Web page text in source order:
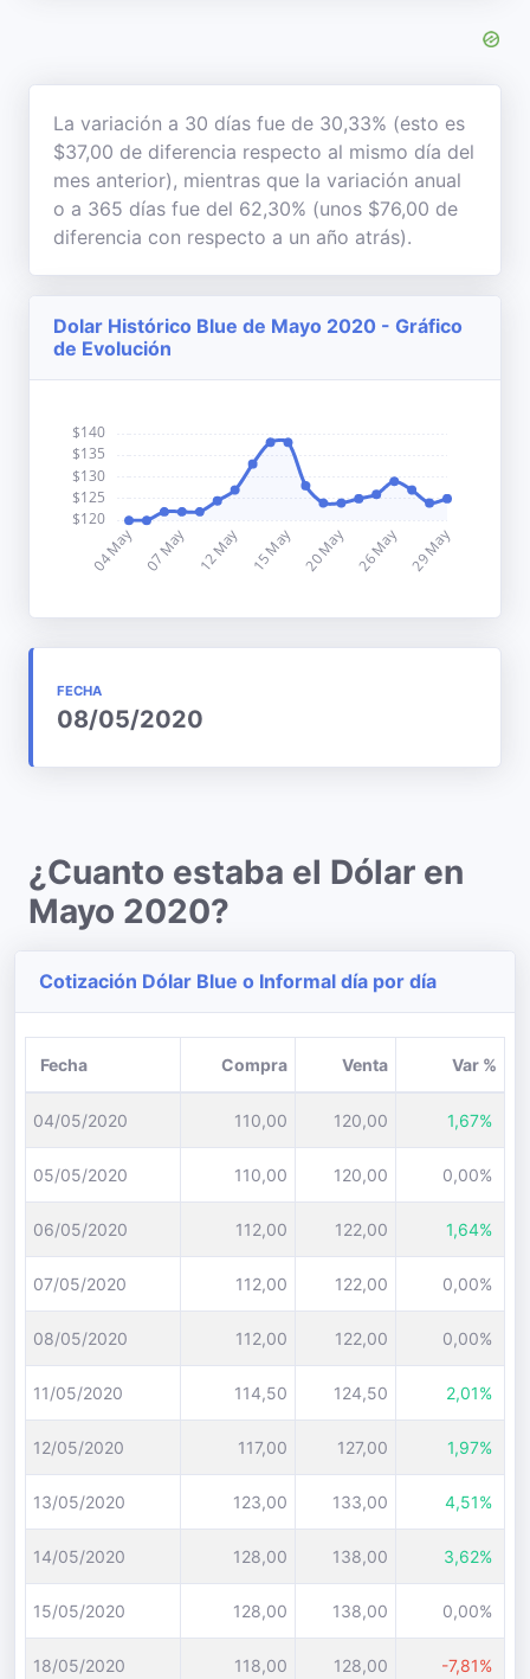
La variación a 30 días fue de 30,33% (esto es
$37,00 de diferencia respecto al mismo día del
mes anterior), mientras que la variación anual
o a 365 días fue del 62,30% (unos $76,00 de
diferencia con respecto a un año atrás).
Dolar Histórico Blue de Mayo 2020 - Gráfico
de Evolución
FECHA
08/05/2020
¿Cuanto estaba el Dólar en
Mayo 2020?
Cotización Dólar Blue o Informal día por día
Fecha Compra Venta Var %
04/05/2020 110,00 120,00 1,67%
05/05/2020 110,00 120,00 0,00%
06/05/2020 112,00 122,00 1,64%
07/05/2020 112,00 122,00 0,00%
08/05/2020 112,00 122,00 0,00%
11/05/2020 114,50 124,50 2,01%
12/05/2020 117,00 127,00 1,97%
13/05/2020 123,00 133,00 4,51%
14/05/2020 128,00 138,00 3,62%
15/05/2020 128,00 138,00 0,00%
18/05/2020 118,00 128,00 -7,81%